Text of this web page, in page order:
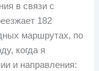
в связи с
182
маршрутах, по
когда я
и направления: